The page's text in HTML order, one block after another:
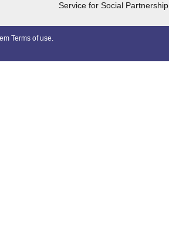
Service for Social Partnership
Terms of use.